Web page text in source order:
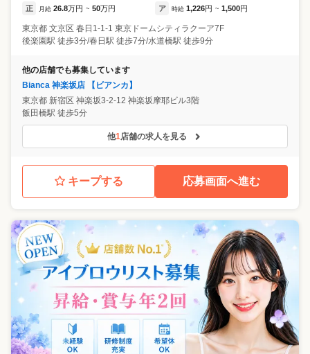
正 月給 26.8万円 ~ 50万円 ア 時給 1,226円 ~ 1,500円
東京都 文京区 春日1-1-1 東京ドームシティラクーア7F
後楽園駅 徒歩3分/春日駅 徒歩7分/水道橋駅 徒歩9分
他の店舗でも募集しています
Bianca 神楽坂店 【ビアンカ】
東京都 新宿区 神楽坂3-2-12 神楽坂摩耶ビル3階
飯田橋駅 徒歩5分
他1店舗の求人を見る
キープする 応募画面へ進む